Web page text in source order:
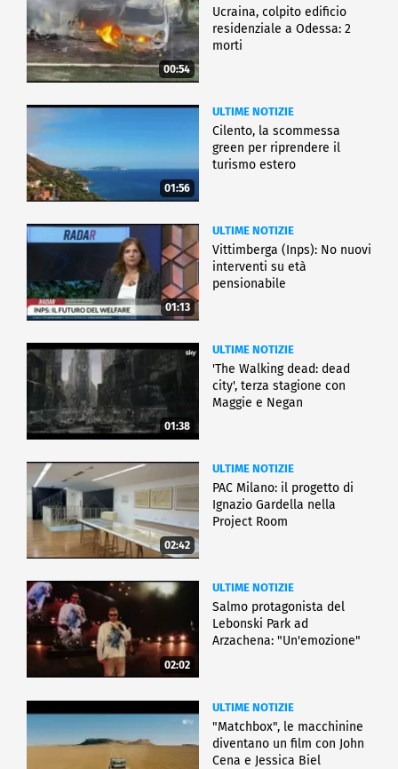
00:54
Ucraina, colpito edificio
residenziale a Odessa: 2
morti
01:56
ULTIME NOTIZIE
Cilento, la scommessa
green per riprendere il
turismo estero
01:13
ULTIME NOTIZIE
Vittimberga (Inps): No nuovi
interventi su età
pensionabile
01:38
ULTIME NOTIZIE
'The Walking dead: dead
city', terza stagione con
Maggie e Negan
02:42
ULTIME NOTIZIE
PAC Milano: il progetto di
Ignazio Gardella nella
Project Room
02:02
ULTIME NOTIZIE
Salmo protagonista del
Lebonski Park ad
Arzachena: "Un'emozione"
ULTIME NOTIZIE
"Matchbox", le macchinine
diventano un film con John
Cena e Jessica Biel